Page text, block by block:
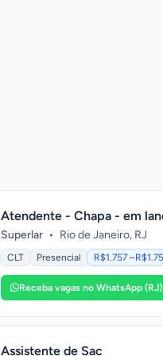
Atendente - Chapa - em
Superlar • Rio de Janeiro, RJ
CLT Presencial R$1.757
Receba vagas no WhatsApp (RJ)
Assistente de Sac